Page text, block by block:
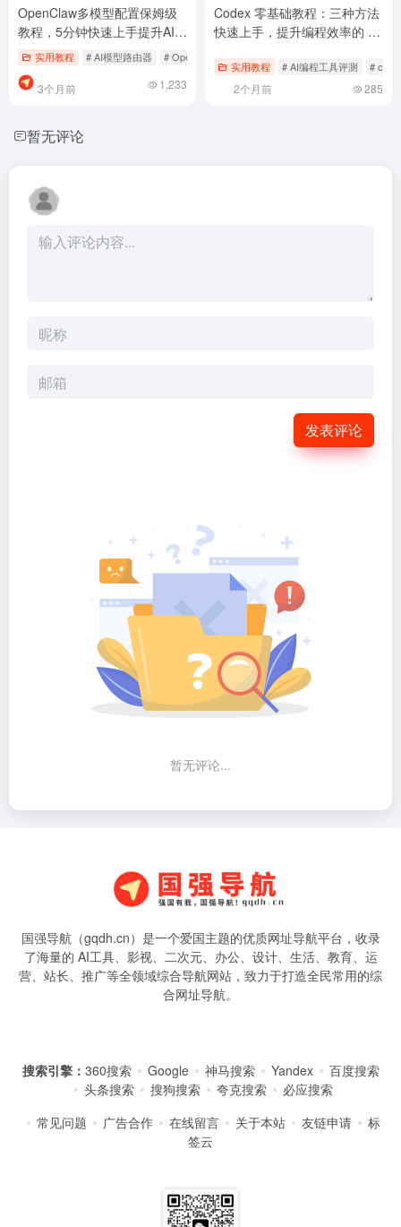
OpenClaw多模型配置保姆级
教程，5分钟快速上手提升AI效
率 实用教程 # AI模型路由器 # OpenClaw使用教程 # OpenClaw多模型配置
3个月前 1,233
Codex 零基础教程：三种方法
快速上手，提升编程效率的 AI
实用教程 # AI编程工具评测 # cc-
2个月前 285
暂无评论
发表评论
暂无评论...
国强导航（gqdh.cn）是一个爱国主题的优质网址导航平台，收录
了海量的 AI工具、影视、二次元、办公、设计、生活、教育、运
营、站长、推广等全领域综合导航网站，致力于打造全民常用的综
合网址导航。
搜索引擎： 360搜索 Google 神马搜索 Yandex
百度搜索
头条搜索
搜狗搜索 夸克搜索
必应搜索
常见问题
广告合作 在线留言 关于本站 友链申请
标
签云